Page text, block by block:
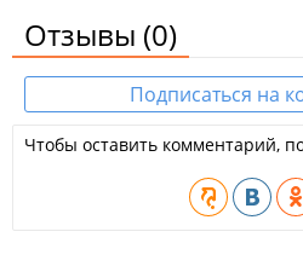
Отзывы (0)
Подписаться на
Чтобы оставить комментарий,